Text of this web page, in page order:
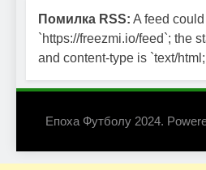
Помилка RSS: A feed
`https://freezmi.io/feed`; the
and content-type is `text/
Епоха Футболу 2024.